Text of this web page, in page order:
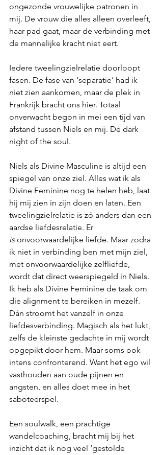
ongezonde vrouwelijke patronen in
mij. De vrouw die alles alleen overleeft,
haar pad gaat, maar de verbinding met
de mannelijke kracht niet eert.
Iedere tweelingzielrelatie doorloopt
fasen. De fase van ‘separatie’ had ik
niet zien aankomen, maar de plek in
Frankrijk bracht ons hier. Totaal
onverwacht begon in mei een tijd van
afstand tussen Niels en mij. De dark
night of the soul.
Niels als Divine Masculine is altijd een
spiegel van onze ziel. Alles wat ik als
Divine Feminine nog te helen heb, laat
hij mij zien in zijn doen en laten. Een
tweelingzielrelatie is zó anders dan een
aardse liefdesrelatie. Er
is onvoorwaardelijke liefde. Maar zodra
ik niet in verbinding ben met mijn ziel,
met onvoorwaardelijke zelfliefde,
wordt dat direct weerspiegeld in Niels.
Ik heb als Divine Feminine de taak om
die alignment te bereiken in mezelf.
Dán stroomt het vanzelf in onze
liefdesverbinding. Magisch als het lukt,
zelfs de kleinste gedachte in mij wordt
opgepikt door hem. Maar soms ook
intens confronterend. Want het ego wil
vasthouden aan oude pijnen en
angsten, en alles doet mee in het
saboteerspel.
Een soulwalk, een prachtige
wandelcoaching, bracht mij bij het
inzicht dat ik nog veel ‘gestolde